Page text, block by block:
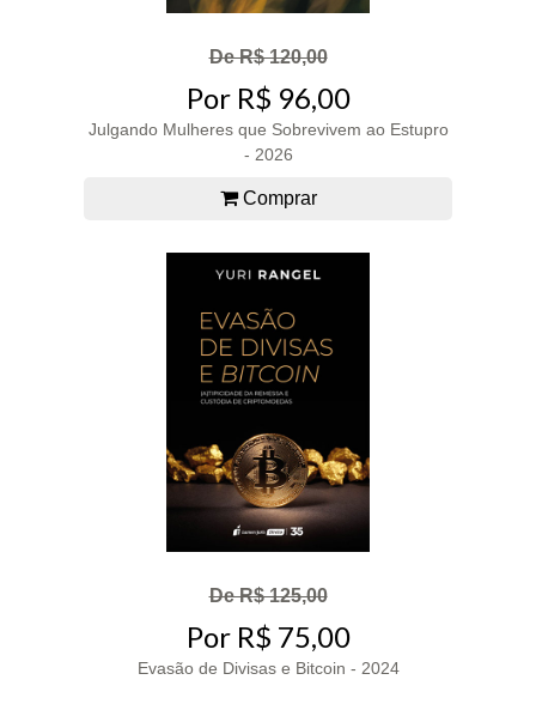
De R$ 120,00
Por R$ 96,00
Julgando Mulheres que Sobrevivem ao Estupro
- 2026
Comprar
De R$ 125,00
Por R$ 75,00
Evasão de Divisas e Bitcoin - 2024